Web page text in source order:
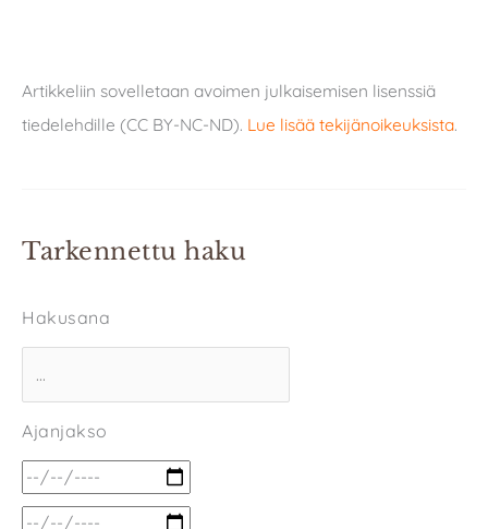
Artikkeliin sovelletaan avoimen julkaisemisen lisenssiä
tiedelehdille (CC BY-NC-ND). Lue lisää tekijänoikeuksista.
Tarkennettu haku
Hakusana
Ajanjakso